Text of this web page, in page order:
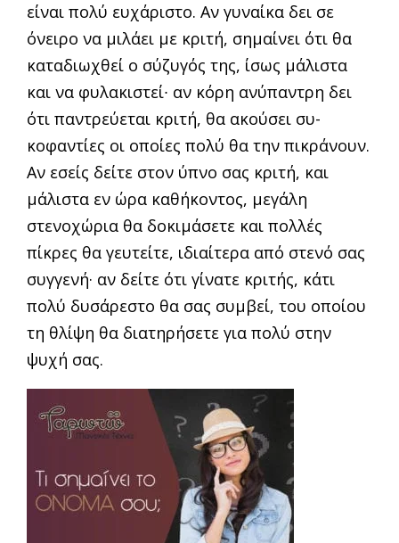
είναι πολύ ευχά­ριστο. Αν γυναίκα δει σε
όνειρο να μιλάει με κριτή, σημαίνει ότι θα
καταδιωχθεί ο σύζυγός της, ίσως μάλιστα
και να φυλακιστεί∙ αν κόρη ανύ­παντρη δει
ότι παντρεύεται κριτή, θα ακούσει συ­
κοφαντίες οι οποίες πολύ θα την πικράνουν.
Αν εσείς δείτε στον ύπνο σας κριτή, και
μάλιστα εν ώρα καθήκοντος, μεγάλη
στενοχώρια θα δοκι­μάσετε και πολλές
πίκρες θα γευτείτε, ιδιαίτερα από στενό σας
συγγενή· αν δείτε ότι γίνατε κρι­τής, κάτι
πολύ δυσάρεστο θα σας συμβεί, του οποίου
τη θλίψη θα διατηρήσετε για πολύ στην
ψυχή σας.